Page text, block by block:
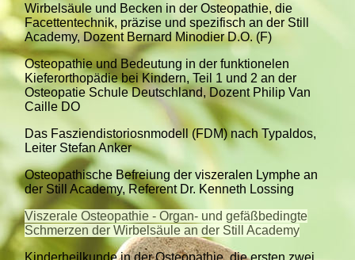
Wirbelsäule und Becken in der Osteopathie, die
Facettentechnik, präzise und spezifisch an der Still
Academy, Dozent Bernard Minodier D.O. (F)
Osteopathie und Bedeutung in der funktionelen
Kieferorthopädie bei Kindern, Teil 1 und 2 an der
Osteopatie Schule Deutschland, Dozent Philip Van
Caille DO
Das Fasziendistoriosnmodell (FDM) nach Typaldos,
Leiter Stefan Anker
Osteopathische Befreiung der viszeralen Lymphe an
der Still Academy, Referent Dr. Kenneth Lossing
Viszerale Osteopathie - Organ- und gefäßbedingte
Schmerzen der Wirbelsäule an der Still Academy
Kinderheilkunde in der Osteopathie, die ersten zwei